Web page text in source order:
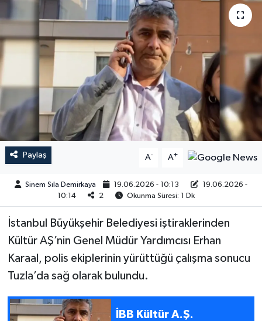
Paylaş A- A+
Sinem Sıla Demirkaya 19.06.2026 - 10:13
19.06.2026 -
10:14
2 Okunma Süresi: 1 Dk
İstanbul Büyükşehir Belediyesi iştiraklerinden
Kültür AŞ’nin Genel Müdür Yardımcısı Erhan
Karaal, polis ekiplerinin yürüttüğü çalışma sonucu
Tuzla’da sağ olarak bulundu.
İBB Kültür A.Ş.